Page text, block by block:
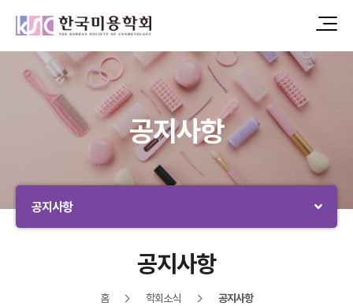
공지사항
공지사항
공지사항
홈 학회소식 공지사항